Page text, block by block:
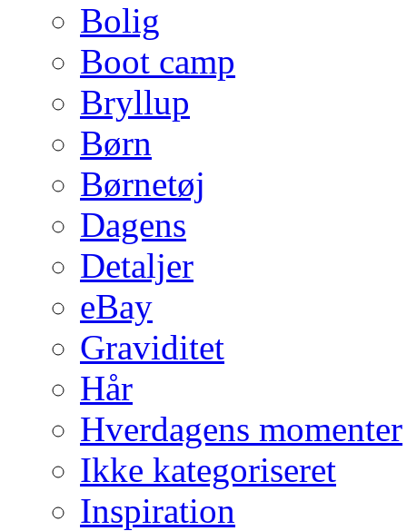
Bolig
Boot camp
Bryllup
Børn
Børnetøj
Dagens
Detaljer
eBay
Graviditet
Hår
Hverdagens momenter
Ikke kategoriseret
Inspiration